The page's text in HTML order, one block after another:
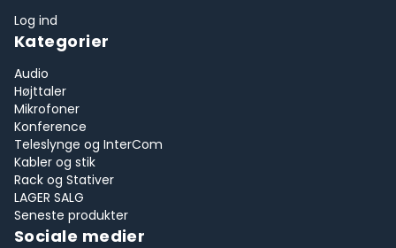
Log ind
Kategorier
Audio
Højttaler
Mikrofoner
Konference
Teleslynge og InterCom
Kabler og stik
Rack og Stativer
LAGER SALG
Seneste produkter
Sociale medier